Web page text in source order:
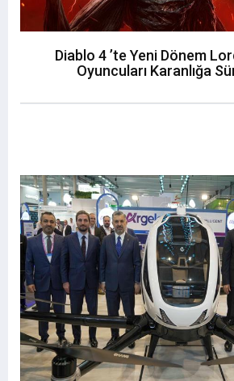
Diablo 4 ’te Yeni Dönem
Oyuncuları Karanlığa